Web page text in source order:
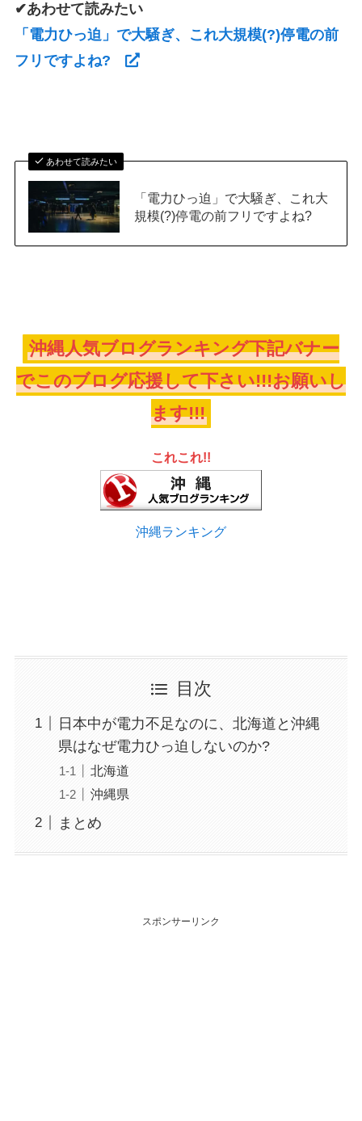
✔あわせて読みたい
「電力ひっ迫」で大騒ぎ、これ大規模(?)停電の前
フリですよね?
あわせて読みたい
「電力ひっ迫」で大騒ぎ、これ大
規模(?)停電の前フリですよね?
沖縄人気ブログランキング下記バナー
でこのブログ応援して下さい!!!お願いし
ます!!!
これこれ!!
沖縄ランキング
目次
日本中が電力不足なのに、北海道と沖縄
県はなぜ電力ひっ迫しないのか?
北海道
沖縄県
まとめ
スポンサーリンク